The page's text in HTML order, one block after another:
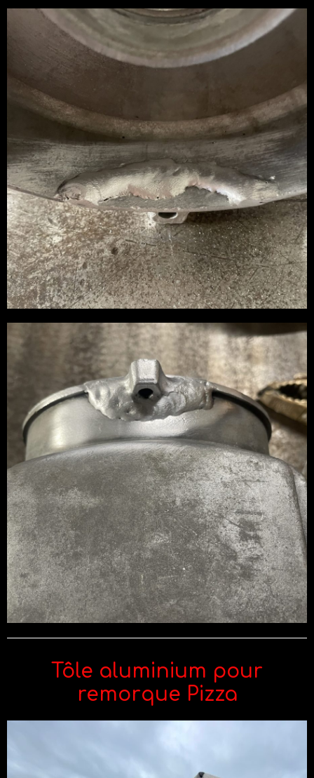
Tôle aluminium pour
remorque Pizza